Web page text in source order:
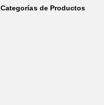
Categorías de Productos